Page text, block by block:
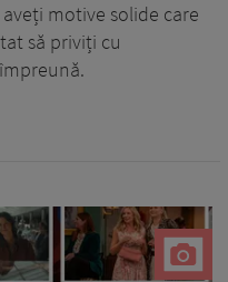
motive solide care
să priviți cu